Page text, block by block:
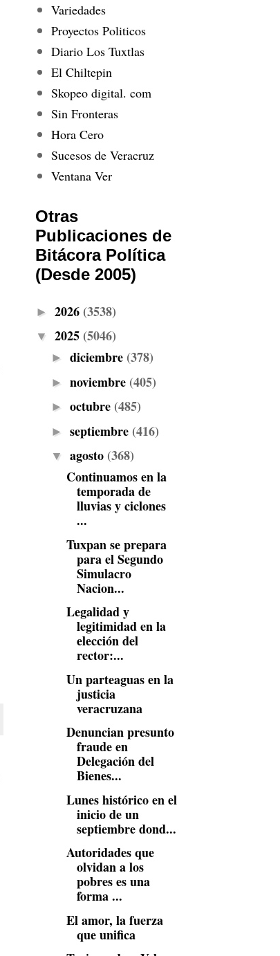
Variedades
Proyectos Politicos
Diario Los Tuxtlas
El Chiltepin
Skopeo digital. com
Sin Fronteras
Hora Cero
Sucesos de Veracruz
Ventana Ver
Otras
Publicaciones de
Bitácora Política
(Desde 2005)
► 2026 (3538)
▼ 2025 (5046)
► diciembre (378)
► noviembre (405)
► octubre (485)
► septiembre (416)
▼ agosto (368)
Continuamos en la
temporada de
lluvias y ciclones
...
Tuxpan se prepara
para el Segundo
Simulacro
Nacion...
Legalidad y
legitimidad en la
elección del
rector:...
Un parteaguas en la
justicia
veracruzana
Denuncian presunto
fraude en
Delegación del
Bienes...
Lunes histórico en el
inicio de un
septiembre dond...
Autoridades que
olvidan a los
pobres es una
forma ...
El amor, la fuerza
que unifica